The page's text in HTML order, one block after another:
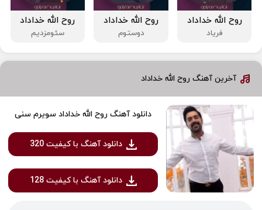
روح الله خداداد
فریاد
روح الله خداداد
دوستوم
روح الله خداداد
سئومزدیم
آخرین آهنگ روح الله خداداد
دانلود آهنگ روح الله خداداد سویرم سنی
دانلود آهنگ با کیفیت 320
دانلود آهنگ با کیفیت 128